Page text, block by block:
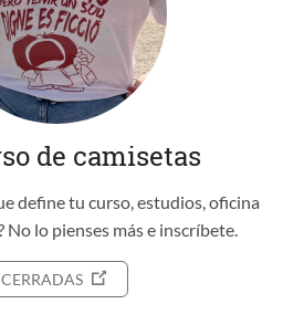
de camisetas
define tu curso, estudios, oficina
lo pienses más e inscríbete.
CERRADAS